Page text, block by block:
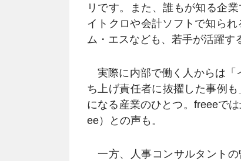
リです。また、誰もが知る企
イトクロや会計ソフトで知ら
ム・エスなども、若手が活躍す
実際に内部で働く人からは「
ち上げ責任者に抜擢した事例
になる産業のひとつ。freeeで
ee）との声も。
一方、人事コンサルタントの